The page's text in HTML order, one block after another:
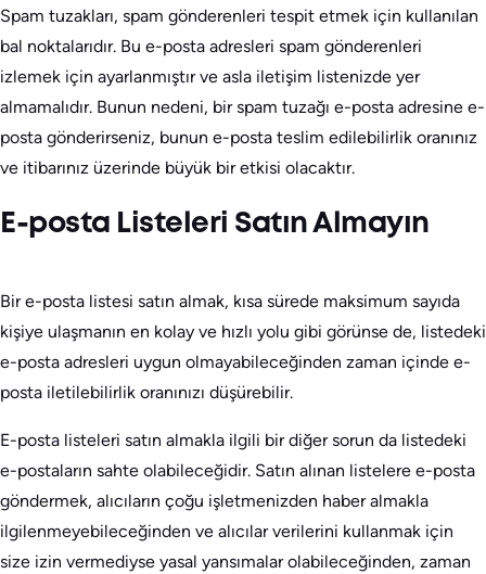
Spam tuzakları, spam gönderenleri tespit etmek için kullanılan
bal noktalarıdır. Bu e-posta adresleri spam gönderenleri
izlemek için ayarlanmıştır ve asla iletişim listenizde yer
almamalıdır. Bunun nedeni, bir spam tuzağı e-posta adresine e-
posta gönderirseniz, bunun e-posta teslim edilebilirlik oranınız
ve itibarınız üzerinde büyük bir etkisi olacaktır.
E-posta Listeleri Satın Almayın
Bir e-posta listesi satın almak, kısa sürede maksimum sayıda
kişiye ulaşmanın en kolay ve hızlı yolu gibi görünse de, listedeki
e-posta adresleri uygun olmayabileceğinden zaman içinde e-
posta iletilebilirlik oranınızı düşürebilir.
E-posta listeleri satın almakla ilgili bir diğer sorun da listedeki
e-postaların sahte olabileceğidir. Satın alınan listelere e-posta
göndermek, alıcıların çoğu işletmenizden haber almakla
ilgilenmeyebileceğinden ve alıcılar verilerini kullanmak için
size izin vermediyse yasal yansımalar olabileceğinden, zaman